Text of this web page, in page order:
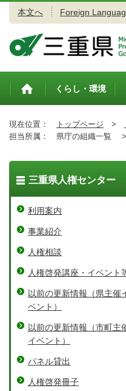
本文へ Foreign
トップペ
くらし・環境
現在位置： トップページ >
担当所属：
県庁の組織一覧 >
三重県人権センター
利用案内
事業紹介
人権相談
人権啓発講座・イベント
以前の更新情報（県主催
ベント）
以前の更新情報（市町主
イベント）
パネル貸出
人権啓発冊子